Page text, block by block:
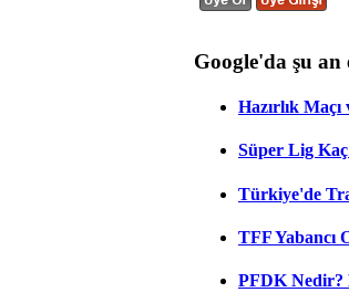
Google'da şu
Hazırlık
Süper Lig
Türkiye'de
TFF Yabancı
PFDK Nedir?